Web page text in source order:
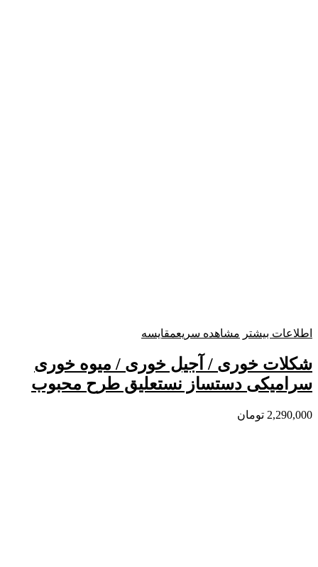
اطلاعات بیشتر مشاهده سریعمقایسه
شکلات خوری / آجیل خوری / میوه خوری
سرامیکی دستساز نستعلیق طرح محبوب
2,290,000 تومان